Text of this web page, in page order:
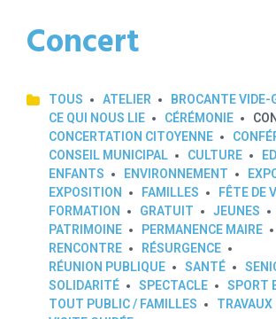
Concert
TOUS ATELIER
BROCANTE VIDE-
CE QUI NOUS LIE
CÉRÉMONIE
CONCERTATION CITOYENNE
CONSEIL MUNICIPAL
CULTURE
ENFANTS
ENVIRONNEMENT
EXPOSITION
FAMILLES
FÊTE DE
FORMATION
GRATUIT JEUNES
PATRIMOINE
PERMANENCE MAIRE
RENCONTRE
RÉSURGENCE
RÉUNION PUBLIQUE
SANTÉ
SOLIDARITÉ
SPECTACLE
SPORT
TOUT PUBLIC / FAMILLES
TRAVAUX